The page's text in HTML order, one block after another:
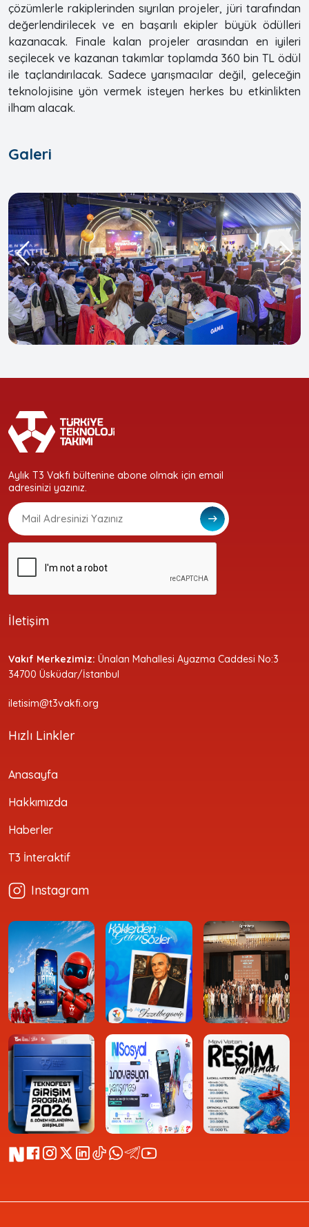
çözümlerle rakiplerinden sıyrılan projeler, jüri tarafından
değerlendirilecek ve en başarılı ekipler büyük ödülleri
kazanacak. Finale kalan projeler arasından en iyileri
seçilecek ve kazanan takımlar toplamda 360 bin TL ödül
ile taçlandırılacak. Sadece yarışmacılar değil, geleceğin
teknolojisine yön vermek isteyen herkes bu etkinlikten
ilham alacak.
Galeri
Aylık T3 Vakfı bültenine abone olmak için email
adresinizi yazınız.
İletişim
Vakıf Merkezimiz: Ünalan Mahallesi Ayazma Caddesi No:3
34700 Üsküdar/İstanbul
iletisim@t3vakfi.org
Hızlı Linkler
Anasayfa
Hakkımızda
Haberler
T3 İnteraktif
Instagram